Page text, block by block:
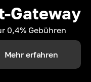
Gateway
0,4% Gebühren
Mehr erfahren